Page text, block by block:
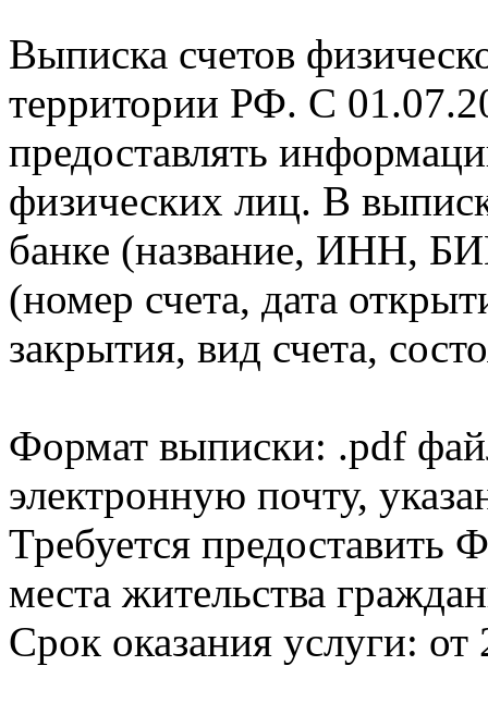
Выписка счетов
территории РФ. С
предоставлять
физических лиц. В
банке (название, ИНН,
(номер счета, дата
закрытия, вид счета,
Формат выписки: .pdf
электронную почту,
Требуется
места жительства
Срок оказания услуги: от